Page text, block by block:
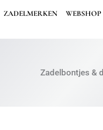
ZADELMERKEN WEBSHOP
Zadelbontjes &